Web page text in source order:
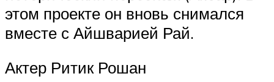
этом проекте он вновь снимался
вместе с Айшварией Рай.
Актер Ритик Рошан